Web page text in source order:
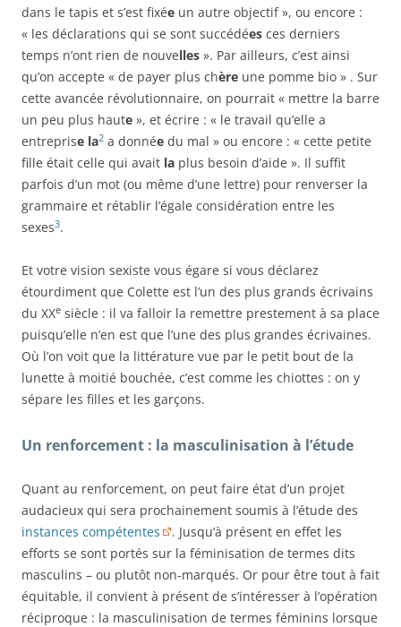
dans le tapis et s’est fixée un autre objectif », ou encore :
« les déclarations qui se sont succédées ces derniers
temps n’ont rien de nouvelles ». Par ailleurs, c’est ainsi
qu’on accepte « de payer plus chère une pomme bio » . Sur
cette avancée révolutionnaire, on pourrait « mettre la barre
un peu plus haute », et écrire : « le travail qu’elle a
entreprise la2 a donnée du mal » ou encore : « cette petite
fille était celle qui avait la plus besoin d’aide ». Il suffit
parfois d’un mot (ou même d’une lettre) pour renverser la
grammaire et rétablir l’égale considération entre les
sexes3.
Et votre vision sexiste vous égare si vous déclarez
étourdiment que Colette est l’un des plus grands écrivains
du XXe siècle : il va falloir la remettre prestement à sa place
puisqu’elle n’en est que l’une des plus grandes écrivaines.
Où l’on voit que la littérature vue par le petit bout de la
lunette à moitié bouchée, c’est comme les chiottes : on y
sépare les filles et les garçons.
Un renforcement : la masculinisation à l’étude
Quant au renforcement, on peut faire état d’un projet
audacieux qui sera prochainement soumis à l’étude des
instances compétentes
. Jusqu’à présent en effet les
efforts se sont portés sur la féminisation de termes dits
masculins – ou plutôt non-marqués. Or pour être tout à fait
équitable, il convient à présent de s’intéresser à l’opération
réciproque : la masculinisation de termes féminins lorsque